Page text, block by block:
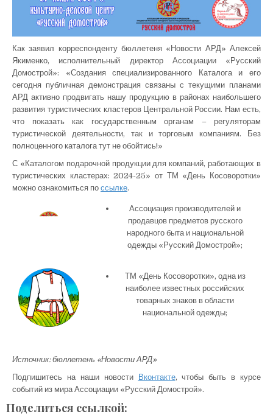
Как заявил корреспонденту бюллетеня «Новости АРД» Алексей
Якименко, исполнительный директор Ассоциации «Русский
Домострой»: «Создания специализированного Каталога и его
сегодня публичная демонстрация связаны с текущими планами
АРД активно продвигать нашу продукцию в районах наибольшего
развития туристических кластеров Центральной России. Нам есть,
что показать как государственным органам – регуляторам
туристической деятельности, так и торговым компаниям. Без
полноценного каталога тут не обойтись!»
С «Каталогом подарочной продукции для компаний, работающих в
туристических кластерах: 2024-25» от ТМ «День Косоворотки»
можно ознакомиться по ссылке.
Ассоциация производителей и
продавцов предметов русского
народного быта и национальной
одежды «Русский Домострой»;
ТМ «День Косоворотки», одна из
наиболее известных российских
товарных знаков в области
национальной одежды;
Источник: бюллетень «Новости АРД»
Подпишитесь на наши новости
Вконтакте, чтобы быть в курсе
событий из мира Ассоциации «Русский Домострой».
Поделиться ссылкой: